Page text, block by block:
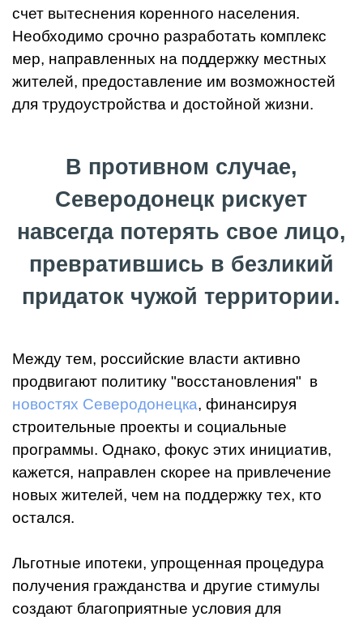
счет вытеснения коренного населения.
Необходимо срочно разработать комплекс
мер, направленных на поддержку местных
жителей, предоставление им возможностей
для трудоустройства и достойной жизни.
В противном случае,
Северодонецк рискует
навсегда потерять свое лицо,
превратившись в безликий
придаток чужой территории.
Между тем, российские власти активно
продвигают политику "восстановления" в
новостях Северодонецка, финансируя
строительные проекты и социальные
программы. Однако, фокус этих инициатив,
кажется, направлен скорее на привлечение
новых жителей, чем на поддержку тех, кто
остался.
Льготные ипотеки, упрощенная процедура
получения гражданства и другие стимулы
создают благоприятные условия для